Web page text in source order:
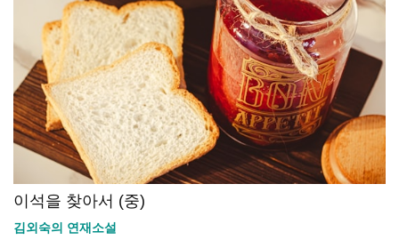
이석을 찾아서 (중)
김외숙의 연재소설